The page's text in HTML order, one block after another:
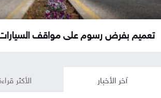
تعميم بفرض رسوم على مواقف
آخر الأخبار الأكثر